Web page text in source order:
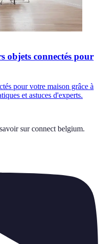
objets connectés pour
pour votre maison grâce à
et astuces d'experts.
sur connect belgium.